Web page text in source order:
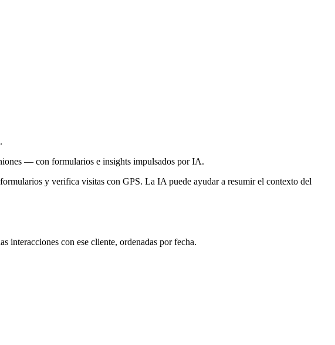
— con formularios e insights impulsados por IA.
y verifica visitas con GPS. La IA puede ayudar a resumir el contexto del
interacciones con ese cliente, ordenadas por fecha.